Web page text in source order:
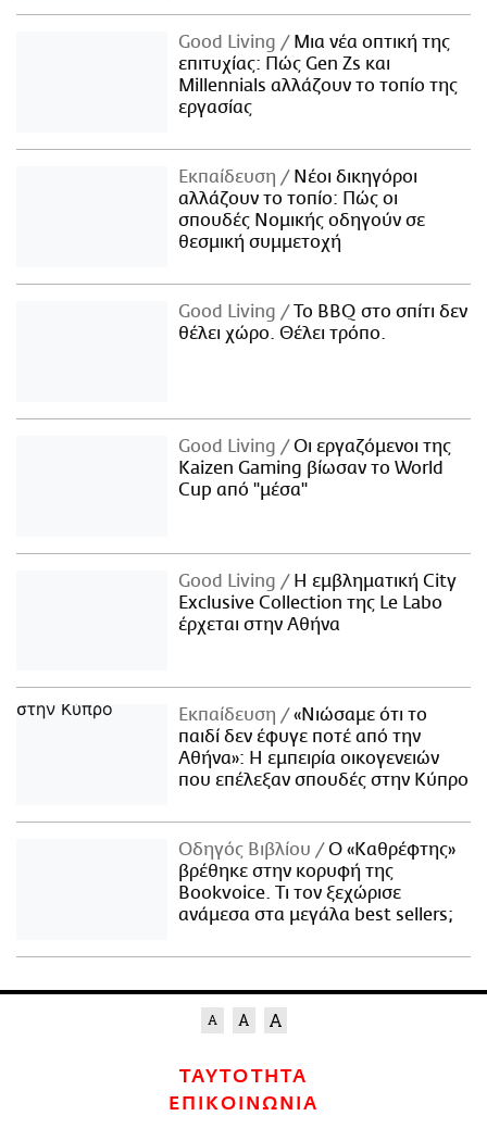
Good Living
Μια νέα οπτική της
επιτυχίας: Πώς Gen Zs και
Millennials αλλάζουν το τοπίο της
εργασίας
Εκπαίδευση
Νέοι δικηγόροι
αλλάζουν το τοπίο: Πώς οι
σπουδές Νομικής οδηγούν σε
θεσμική συμμετοχή
Good Living
Το BBQ στο σπίτι δεν
θέλει χώρο. Θέλει τρόπο.
Good Living
Οι εργαζόμενοι της
Kaizen Gaming βίωσαν το World
Cup από "μέσα"
Good Living
Η εμβληματική City
Exclusive Collection της Le Labo
έρχεται στην Αθήνα
Εκπαίδευση
«Νιώσαμε ότι το
παιδί δεν έφυγε ποτέ από την
Αθήνα»: Η εμπειρία οικογενειών
που επέλεξαν σπουδές στην Κύπρο
Οδηγός Βιβλίου
Ο «Καθρέφτης»
βρέθηκε στην κορυφή της
Bookvoice. Τι τον ξεχώρισε
ανάμεσα στα μεγάλα best sellers;
ΤΑΥΤΟΤΗΤΑ
ΕΠΙΚΟΙΝΩΝΙΑ